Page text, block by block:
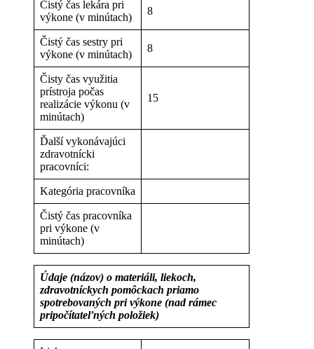
Čistý čas lekára pri
výkone (v minútach)
8
Čistý čas sestry pri
výkone (v minútach)
8
Čisty čas využitia
prístroja počas
realizácie výkonu (v
minútach)
15
Ďalší vykonávajúci
zdravotnícki
pracovníci:
Kategória pracovníka
Čistý čas pracovníka
pri výkone (v
minútach)
Údaje (názov) o materiáli, liekoch,
zdravotníckych pomôckach priamo
spotrebovaných pri výkone (nad rámec
pripočítateľných položiek)